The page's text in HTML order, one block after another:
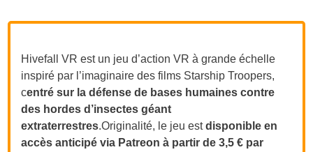
Hivefall VR est un jeu d’action VR à grande échelle
inspiré par l’imaginaire des films Starship Troopers,
centré sur la défense de bases humaines contre
des hordes d’insectes géant
extraterrestres.Originalité, le jeu estdisponible en
accès anticipé via Patreon à partir de 3,5 € par